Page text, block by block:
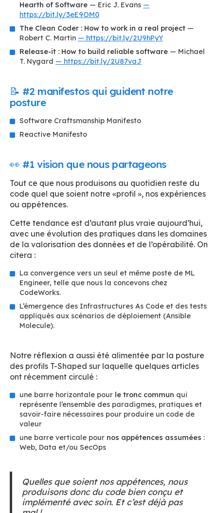
Hearth of Software — Eric J. Evans —
https://bit.ly/3eE9OM0
The Clean Coder : How to work in a real project —
Robert C. Martin — https://bit.ly/2U9hPyY
Release-it : How to build reliable software — Michael
T. Nygard — https://bit.ly/2U87vaJ
📝 #2 manifestos qui guident notre
posture
Software Craftsmanship Manifesto
Reactive Manifesto
👀 #1 vision que nous partageons
Tout ce que nous produisons au quotidien reste du
code quel que soient notre «profil », nos expériences
ou appétences.
Cette tendance est d’autant plus vraie aujourd’hui,
avec une évolution des pratiques dans les domaines
de la valorisation des données et de l’opérabilité. On
citera :
La convergence vers un seul et même poste de ML
Engineer, telle que nous la concevons chez
CodeWorks.
L’émergence des Infrastructures As Code et des tests
appliqués aux scénarios de déploiement (Ansible
Molecule).
Notre réflexion a aussi été alimentée par la posture
des profils T-Shaped sur laquelle quelques articles
ont récemment circulé :
une barre horizontale pour le tronc commun qui
représente l’ensemble des paradigmes, pratiques et
savoir-faire nécessaires pour produire un code de
valeur
une barre verticale pour nos appétences assumées :
Web, Data et/ou SecOps
Quelles que soient nos appétences, nous
produisons donc du code bien conçu et
implémenté avec soin. Et c’est déjà pas